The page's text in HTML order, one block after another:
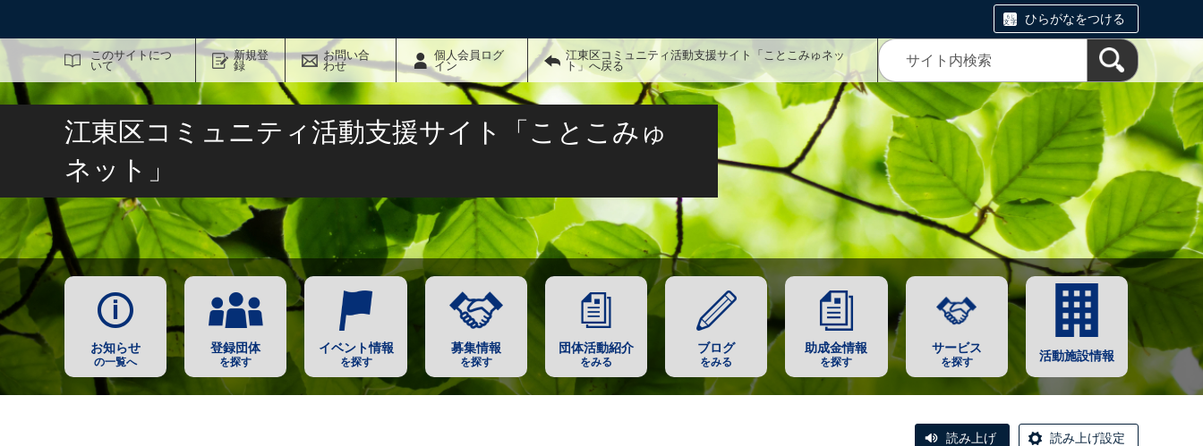
ひらがなをつける
このサイトにつ
いて
新規登
録
お問い合
わせ
個人会員ログ
イン
江東区コミュニティ活動支援サイト「ことこみゅネッ
ト」へ戻る
サイト内検索
江東区コミュニティ活動支援サイト「ことこみゅ
ネット」
お知らせ
の一覧へ
登録団体
を探す
イベント情報
を探す
募集情報
を探す
団体活動紹介
をみる
ブログ
をみる
助成金情報
を探す
サービス
を探す 活動施設情報
読み上げ 読み上げ設定